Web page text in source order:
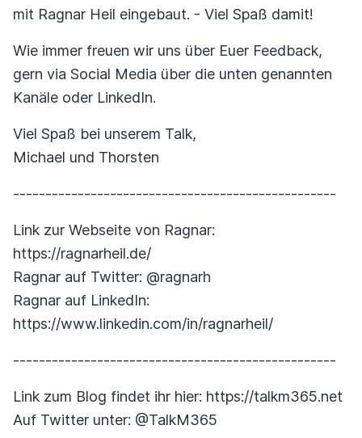
mit Ragnar Heil eingebaut. - Viel Spaß damit!
Wie immer freuen wir uns über Euer Feedback,
gern via Social Media über die unten genannten
Kanäle oder LinkedIn.
Viel Spaß bei unserem Talk,
Michael und Thorsten
--------------------------------------------------
Link zur Webseite von Ragnar:
https://ragnarheil.de/
Ragnar auf Twitter: @ragnarh
Ragnar auf LinkedIn:
https://www.linkedin.com/in/ragnarheil/
--------------------------------------------------
Link zum Blog findet ihr hier: https://talkm365.net
Auf Twitter unter: @TalkM365